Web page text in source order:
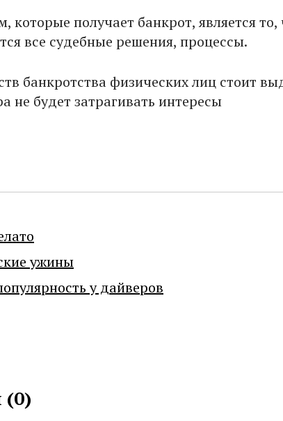
получает банкрот, является то,
все судебные решения, процессы.
банкротства физических лиц стоит
не будет затрагивать интересы
ужины
у дайверов
(0)